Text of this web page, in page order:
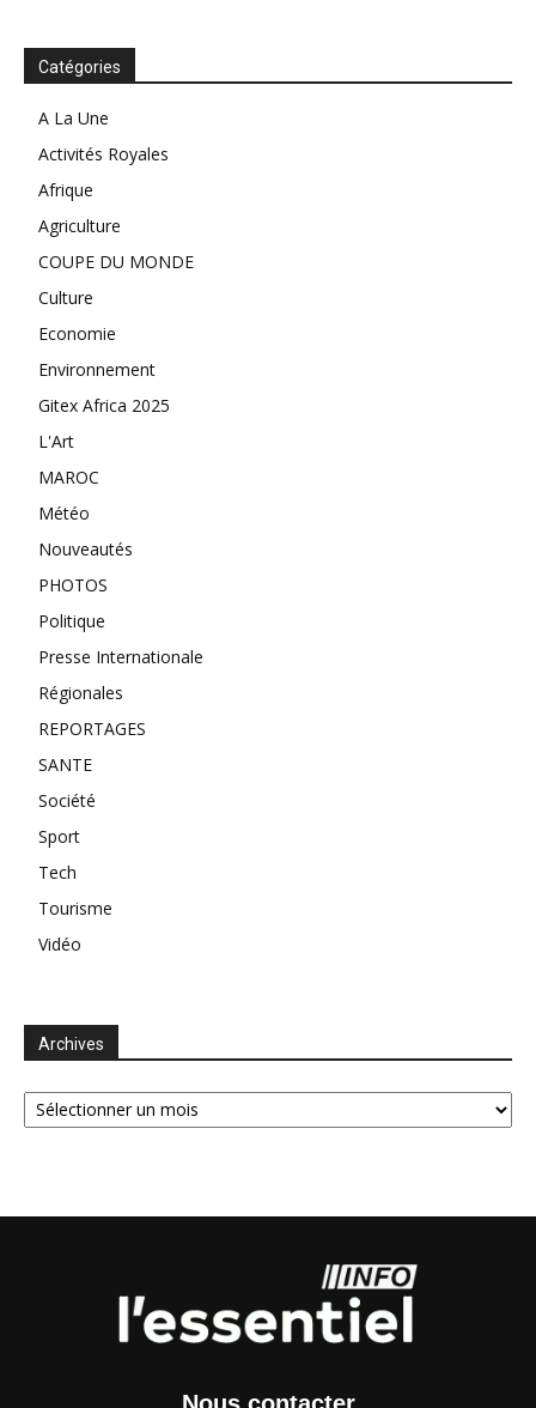
Catégories
A La Une
Activités Royales
Afrique
Agriculture
COUPE DU MONDE
Culture
Economie
Environnement
Gitex Africa 2025
L'Art
MAROC
Météo
Nouveautés
PHOTOS
Politique
Presse Internationale
Régionales
REPORTAGES
SANTE
Société
Sport
Tech
Tourisme
Vidéo
Archives
Archives